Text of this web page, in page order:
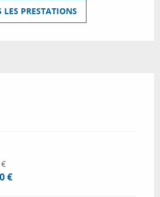
LES PRESTATIONS
€